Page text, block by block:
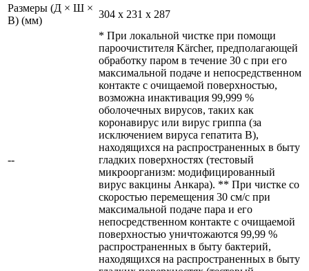
Размеры (Д × Ш ×
В) (мм)
304 x 231 x 287
--
* При локальной чистке при помощи
пароочистителя Kärcher, предполагающей
обработку паром в течение 30 с при его
максимальной подаче и непосредственном
контакте с очищаемой поверхностью,
возможна инактивация 99,999 %
оболочечных вирусов, таких как
коронавирус или вирус гриппа (за
исключением вируса гепатита B),
находящихся на распространенных в быту
гладких поверхностях (тестовый
микроорганизм: модифицированный
вирус вакцины Анкара). ** При чистке со
скоростью перемещения 30 см/с при
максимальной подаче пара и его
непосредственном контакте с очищаемой
поверхностью уничтожаются 99,99 %
распространенных в быту бактерий,
находящихся на распространенных в быту